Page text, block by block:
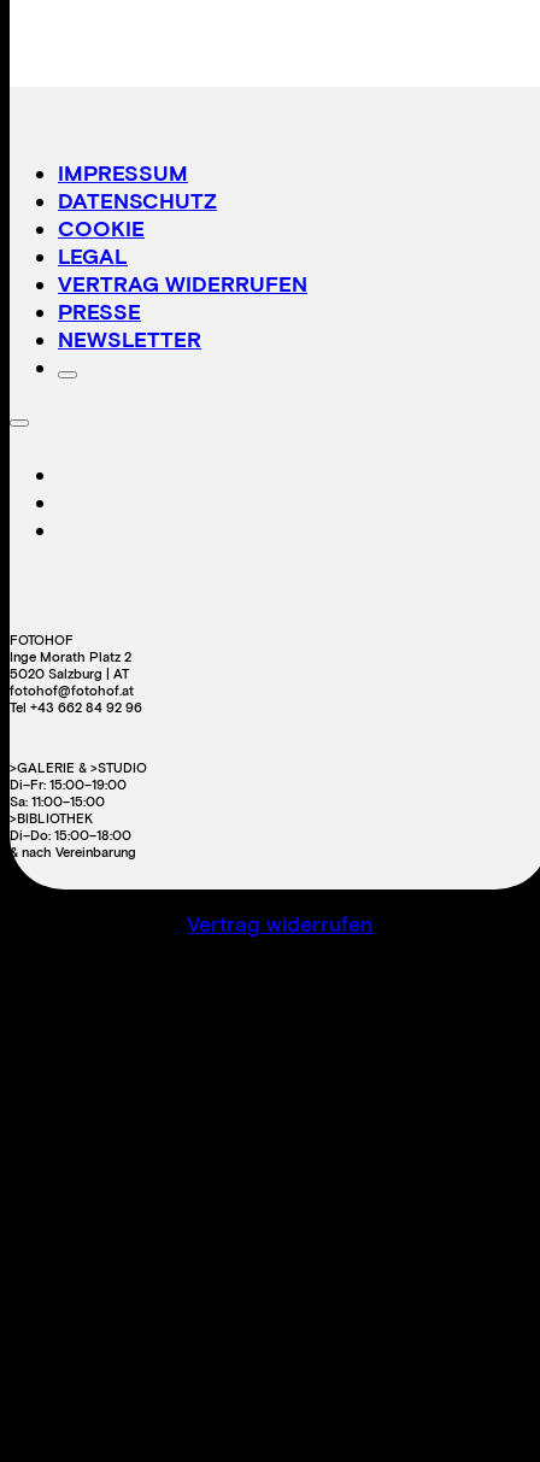
IMPRESSUM
DATENSCHUTZ
COOKIE
LEGAL
VERTRAG WIDERRUFEN
PRESSE
NEWSLETTER
FOTOHOF
Inge Morath Platz 2
5020 Salzburg | AT
fotohof@fotohof.at
Tel +43 662 84 92 96
>GALERIE & >STUDIO
Di–Fr: 15:00–19:00
Sa: 11:00–15:00
>BIBLIOTHEK
Di–Do: 15:00–18:00
& nach Vereinbarung
Vertrag widerrufen